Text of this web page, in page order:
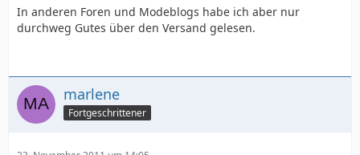
In anderen Foren und Modeblogs habe ich aber nur
durchweg Gutes über den Versand gelesen.
marlene
Fortgeschrittener